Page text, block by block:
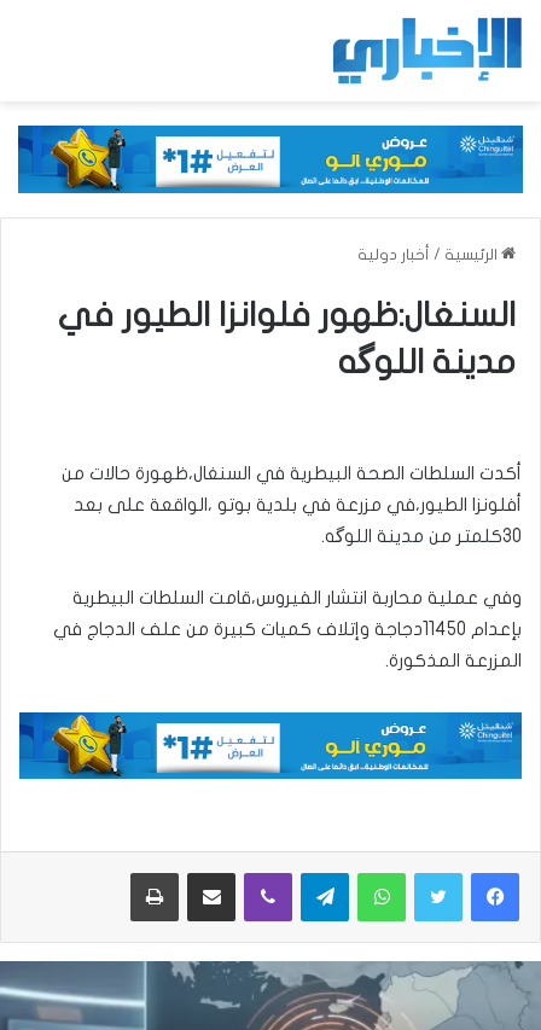
الرئيسية / أخبار دولية
السنغال:ظهور فلوانزا الطيور في
مدينة اللوگه
أكدت السلطات الصحة البيطرية في السنغال،ظهورة حالات من
أفلونزا الطيور،في مزرعة في بلدية بوتو ،الواقعة على بعد
30كلمتر من مدينة اللوگه.
وفي عملية محاربة انتشار الفيروس،قامت السلطات البيطرية
بإعدام 11450دجاجة وإتلاف كميات كبيرة من علف الدجاج في
المزرعة المذكورة.
واتساب تيلقرام ڤايبر مشاركة عبر البريد طباعة